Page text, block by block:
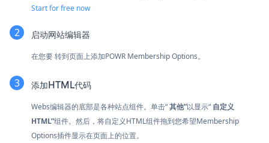
Start for free now
启动网站编辑器
在您要 转到页面上添加POWR Membership Options。
添加HTML代码
Webs编辑器的底部是各种站点组件。单击“其他”以显示“ 自定义
HTML”组件。然后，将自定义HTML组件拖到您希望Membership
Options插件显示在页面上的位置。